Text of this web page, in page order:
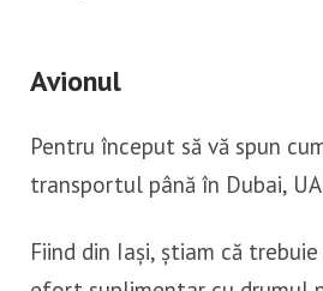
Avionul
Pentru început să vă spun
transportul până în Dubai,
Fiind din Iași, știam că